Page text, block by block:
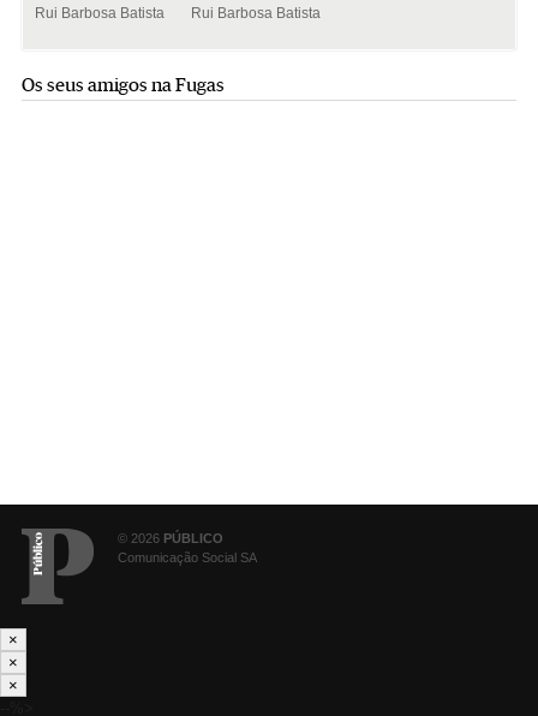
Rui Barbosa Batista Rui Barbosa Batista
Os seus amigos na Fugas
© 2026 PÚBLICO
Comunicação Social SA
×
×
×